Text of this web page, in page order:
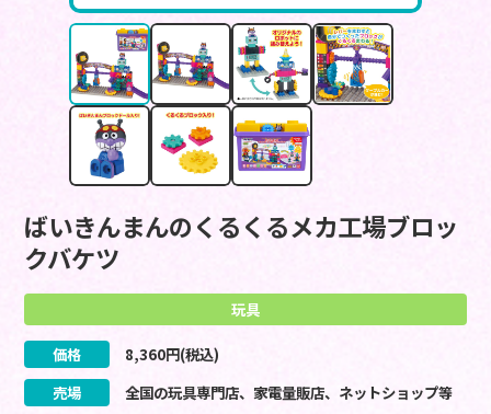
ばいきんまんのくるくるメカ工場ブロッ
クバケツ
玩具
価格 8,360円(税込)
売場
全国の玩具専門店、家電量販店、ネットショップ等